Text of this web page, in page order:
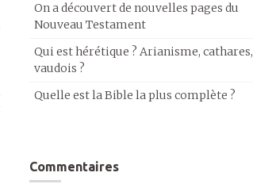
On a découvert de nouvelles pages du
Nouveau Testament
Qui est hérétique ? Arianisme, cathares,
vaudois ?
Quelle est la Bible la plus complète ?
Commentaires